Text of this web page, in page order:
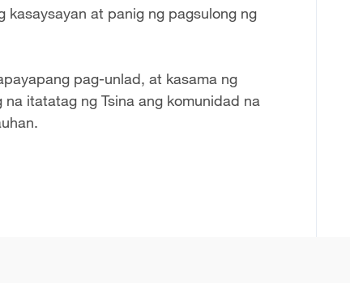
kasaysayan at panig ng pagsulong ng
pag-unlad, at kasama ng
itatatag ng Tsina ang komunidad na